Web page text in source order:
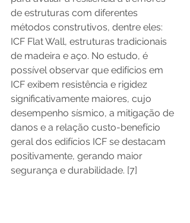
de estruturas com diferentes
métodos construtivos, dentre eles:
ICF Flat Wall, estruturas tradicionais
de madeira e aço. No estudo, é
possível observar que edifícios em
ICF exibem resistência e rigidez
significativamente maiores, cujo
desempenho sísmico, a mitigação de
danos e a relação custo-benefício
geral dos edifícios ICF se destacam
positivamente, gerando maior
segurança e durabilidade. [7]